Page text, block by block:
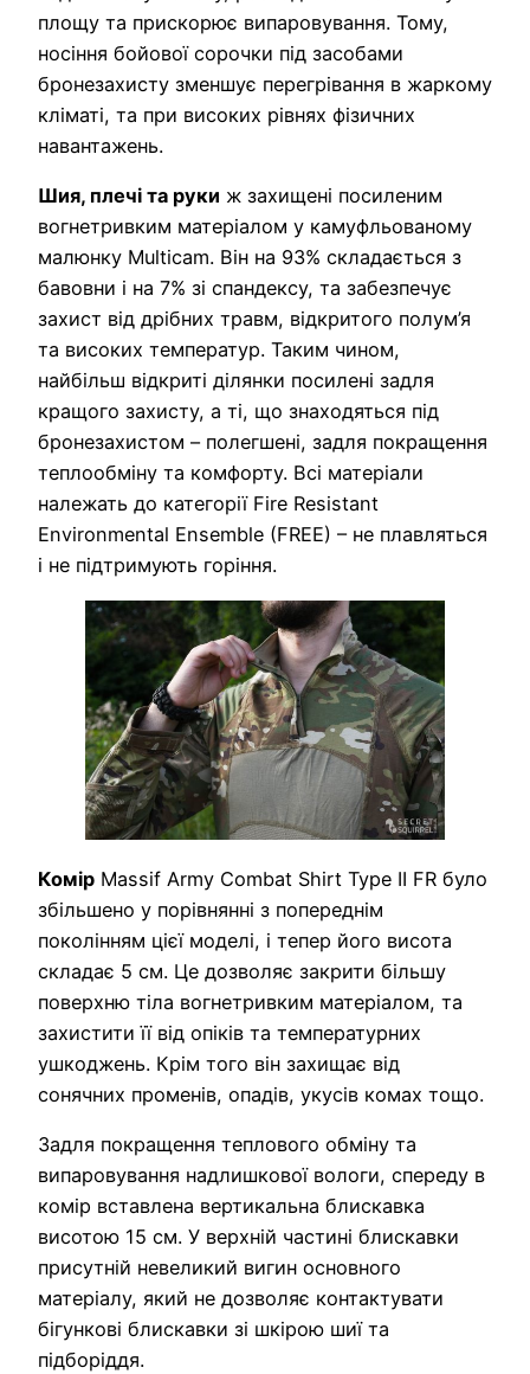
площу та прискорює випаровування. Тому,
носіння бойової сорочки під засобами
бронезахисту зменшує перегрівання в жаркому
кліматі, та при високих рівнях фізичних
навантажень.
Шия, плечі та руки ж захищені посиленим
вогнетривким матеріалом у камуфльованому
малюнку Multicam. Він на 93% складається з
бавовни і на 7% зі спандексу, та забезпечує
захист від дрібних травм, відкритого полум’я
та високих температур. Таким чином,
найбільш відкриті ділянки посилені задля
кращого захисту, а ті, що знаходяться під
бронезахистом – полегшені, задля покращення
теплообміну та комфорту. Всі матеріали
належать до категорії Fire Resistant
Environmental Ensemble (FREE) – не плавляться
і не підтримують горіння.
Комір Massif Army Combat Shirt Type II FR було
збільшено у порівнянні з попереднім
поколінням цієї моделі, і тепер його висота
складає 5 см. Це дозволяє закрити більшу
поверхню тіла вогнетривким матеріалом, та
захистити її від опіків та температурних
ушкоджень. Крім того він захищає від
сонячних променів, опадів, укусів комах тощо.
Задля покращення теплового обміну та
випаровування надлишкової вологи, спереду в
комір вставлена вертикальна блискавка
висотою 15 см. У верхній частині блискавки
присутній невеликий вигин основного
матеріалу, який не дозволяє контактувати
бігункові блискавки зі шкірою шиї та
підборіддя.